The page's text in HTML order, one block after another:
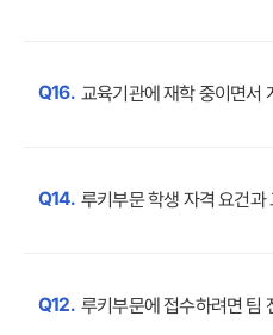
Q16. 교육기관에 재학 중이면
Q14. 루키부문 학생 자격 요건
Q12. 루키부문에 접수하려면